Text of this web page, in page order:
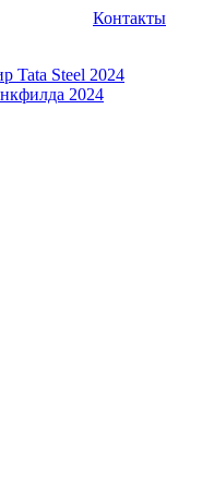
Контакты
Tata Steel 2024
2024